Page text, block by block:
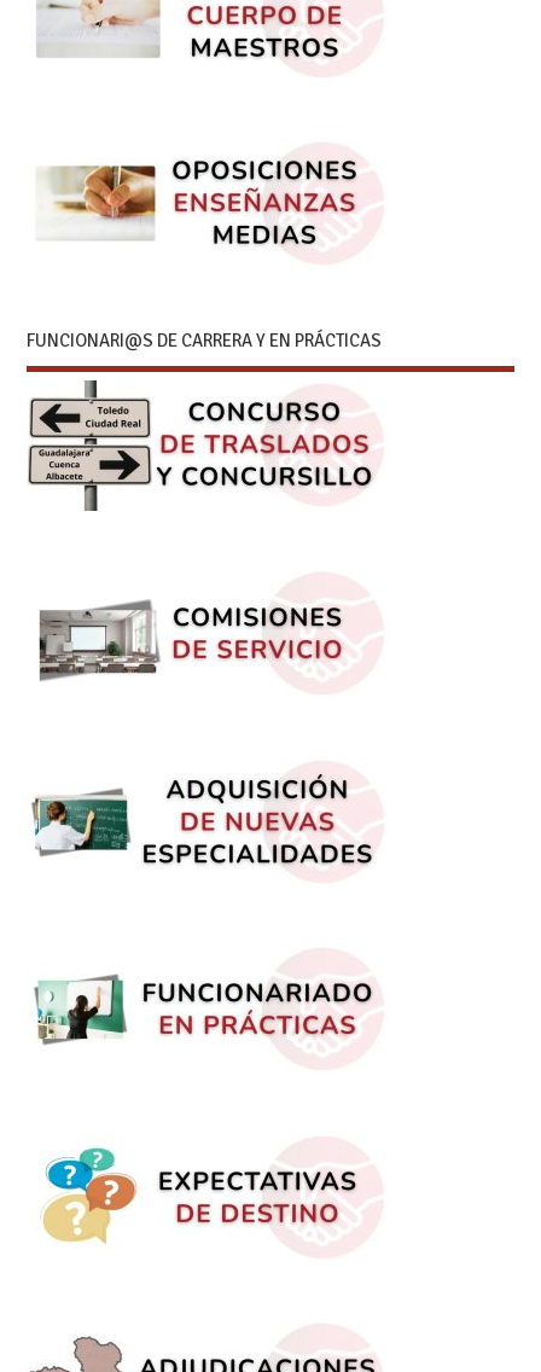
FUNCIONARI@S DE CARRERA Y EN PRÁCTICAS